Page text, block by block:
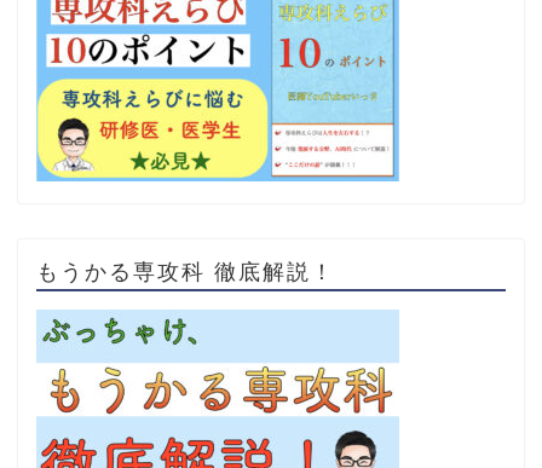
もうかる専攻科 徹底解説！